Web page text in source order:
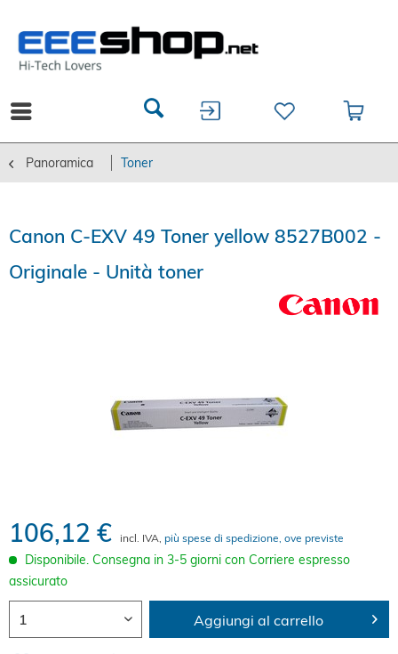
Panoramica Toner
Canon C-EXV 49 Toner yellow 8527B002 -
Originale - Unità toner
106,12 € incl. IVA, più spese di spedizione, ove previste
Disponibile. Consegna in 3-5 giorni con Corriere espresso
assicurato
Aggiungi al carrello